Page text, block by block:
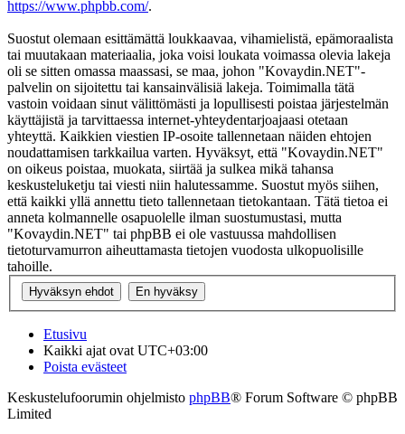
https://www.phpbb.com/.
Suostut olemaan esittämättä loukkaavaa, vihamielistä, epämoraalista
tai muutakaan materiaalia, joka voisi loukata voimassa olevia lakeja
oli se sitten omassa maassasi, se maa, johon "Kovaydin.NET"-
palvelin on sijoitettu tai kansainvälisiä lakeja. Toimimalla tätä
vastoin voidaan sinut välittömästi ja lopullisesti poistaa järjestelmän
käyttäjistä ja tarvittaessa internet-yhteydentarjoajaasi otetaan
yhteyttä. Kaikkien viestien IP-osoite tallennetaan näiden ehtojen
noudattamisen tarkkailua varten. Hyväksyt, että "Kovaydin.NET"
on oikeus poistaa, muokata, siirtää ja sulkea mikä tahansa
keskusteluketju tai viesti niin halutessamme. Suostut myös siihen,
että kaikki yllä annettu tieto tallennetaan tietokantaan. Tätä tietoa ei
anneta kolmannelle osapuolelle ilman suostumustasi, mutta
"Kovaydin.NET" tai phpBB ei ole vastuussa mahdollisen
tietoturvamurron aiheuttamasta tietojen vuodosta ulkopuolisille
tahoille.
Etusivu
Kaikki ajat ovat UTC+03:00
Poista evästeet
Keskustelufoorumin ohjelmisto phpBB® Forum Software © phpBB
Limited